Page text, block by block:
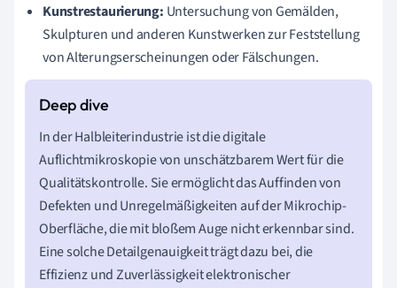
Kunstrestaurierung: Untersuchung von Gemälden,
Skulpturen und anderen Kunstwerken zur Feststellung
von Alterungserscheinungen oder Fälschungen.
In der Halbleiterindustrie ist die digitale
Auflichtmikroskopie von unschätzbarem Wert für die
Qualitätskontrolle. Sie ermöglicht das Auffinden von
Defekten und Unregelmäßigkeiten auf der Mikrochip-
Oberfläche, die mit bloßem Auge nicht erkennbar sind.
Eine solche Detailgenauigkeit trägt dazu bei, die
Effizienz und Zuverlässigkeit elektronischer